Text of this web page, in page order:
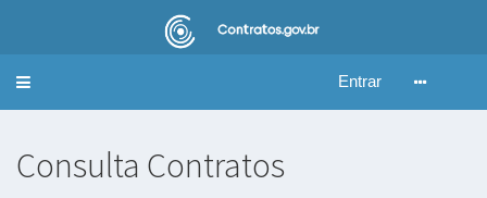
Alternar
Entrar
Consulta Contratos